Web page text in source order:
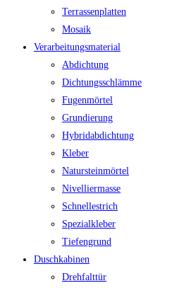
Terrassenplatten
Mosaik
Verarbeitungsmaterial
Abdichtung
Dichtungsschlämme
Fugenmörtel
Grundierung
Hybridabdichtung
Kleber
Natursteinmörtel
Nivelliermasse
Schnellestrich
Spezialkleber
Tiefengrund
Duschkabinen
Drehfalttür